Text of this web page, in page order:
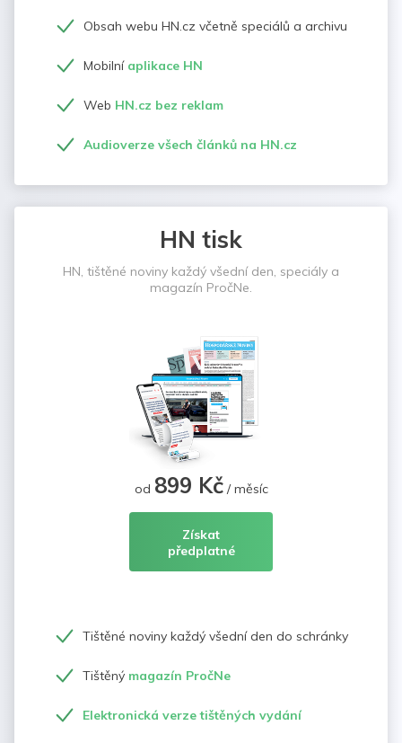
Obsah webu HN.cz včetně speciálů a archivu
Mobilní aplikace HN
Web HN.cz bez reklam
Audioverze všech článků na HN.cz
HN tisk
HN, tištěné noviny každý všední den, speciály a
magazín PročNe.
od 899 Kč/ měsíc
Získat
předplatné
Tištěné noviny každý všední den do schránky
Tištěný magazín PročNe
Elektronická verze tištěných vydání